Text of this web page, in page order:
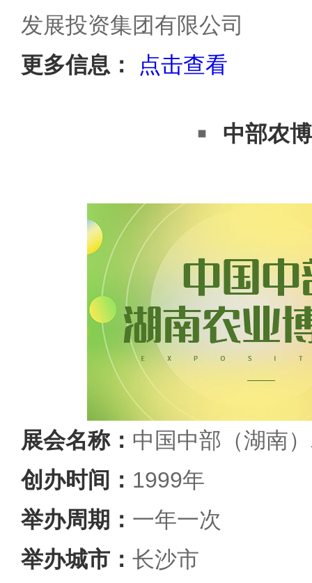
发展投资集团有限公司
更多信息：
点击查看
中部农
展会名称： 中国中部（湖南
创办时间： 1999年
举办周期： 一年一次
举办城市： 长沙市